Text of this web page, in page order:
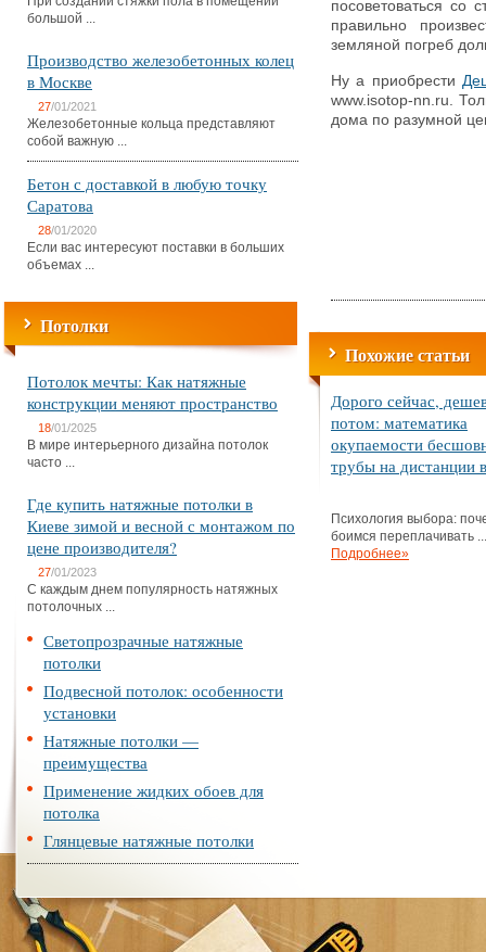
большой ...
Производство железобетонных колец
в Москве
27/01/2021
Железобетонные кольца представляют
собой важную ...
Бетон с доставкой в любую точку
Саратова
28/01/2020
Если вас интересуют поставки в больших
объемах ...
Потолки
Потолок мечты: Как натяжные
конструкции меняют пространство
18/01/2025
В мире интерьерного дизайна потолок
часто ...
Где купить натяжные потолки в
Киеве зимой и весной с монтажом по
цене производителя?
27/01/2023
С каждым днем популярность натяжных
потолочных ...
Светопрозрачные натяжные
потолки
Подвесной потолок: особенности
установки
Натяжные потолки —
преимущества
Применение жидких обоев для
потолка
Глянцевые натяжные потолки
посоветоваться со
правильно
земляной погреб
Ну а приобрести
www.isotop-nn.ru.
дома по разумной
Похожие статьи
Дорого сейчас,
потом: математика
окупаемости
трубы на дистанции
Психология выбора:
боимся переплачивать ...
Подробнее»